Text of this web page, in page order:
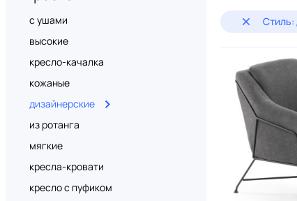
с ушами
высокие
кресло-качалка
кожаные
дизайнерские
из ротанга
мягкие
кресла-кровати
кресло с пуфиком
Стиль: